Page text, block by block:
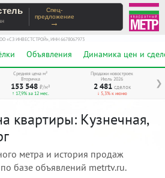
Спец-
предложение
→
«СЗ ИНВЕСТСТРОЙ», ИНН 6678067973
Объявления Динамика цен и
❯
Средняя цена м²
Вторичка
153 548 ₽/м²
↑ 17,9% за 12 мес.
Продажи новостроек
Июль 2026
2 481 сделок
↓ 5,3% к июню
квартиры: Кузнечная,
метра и история продаж
базе объявлений metrtv.ru.